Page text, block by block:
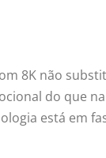
8K não
do que
está em